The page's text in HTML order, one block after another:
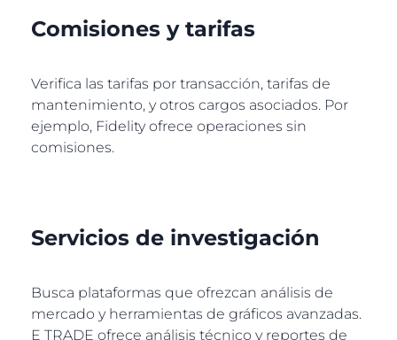
Comisiones y tarifas
Verifica las tarifas por transacción, tarifas de
mantenimiento, y otros cargos asociados. Por
ejemplo, Fidelity ofrece operaciones sin
comisiones.
Servicios de investigación
Busca plataformas que ofrezcan análisis de
mercado y herramientas de gráficos avanzadas.
E TRADE ofrece análisis técnico y reportes de